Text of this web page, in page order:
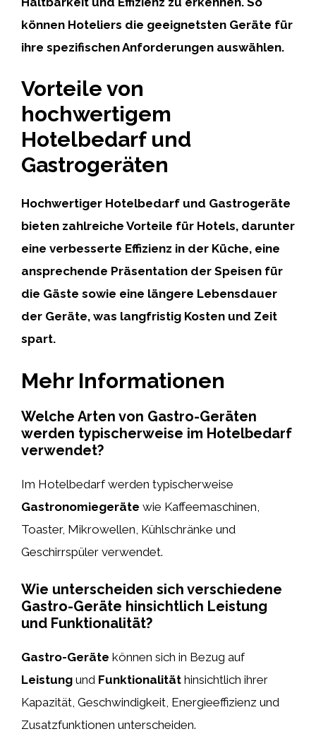
können Hoteliers die geeignetsten Geräte für
ihre spezifischen Anforderungen auswählen.
Vorteile von
hochwertigem
Hotelbedarf und
Gastrogeräten
Hochwertiger Hotelbedarf und Gastrogeräte
bieten zahlreiche Vorteile für Hotels, darunter
eine verbesserte Effizienz in der Küche, eine
ansprechende Präsentation der Speisen für
die Gäste sowie eine längere Lebensdauer
der Geräte, was langfristig Kosten und Zeit
spart.
Mehr Informationen
Welche Arten von Gastro-Geräten
werden typischerweise im Hotelbedarf
verwendet?
Im Hotelbedarf werden typischerweise
Gastronomiegeräte wie Kaffeemaschinen,
Toaster, Mikrowellen, Kühlschränke und
Geschirrspüler verwendet.
Wie unterscheiden sich verschiedene
Gastro-Geräte hinsichtlich Leistung
und Funktionalität?
Gastro-Geräte können sich in Bezug auf
Leistung und Funktionalität hinsichtlich ihrer
Kapazität, Geschwindigkeit, Energieeffizienz und
Zusatzfunktionen unterscheiden.